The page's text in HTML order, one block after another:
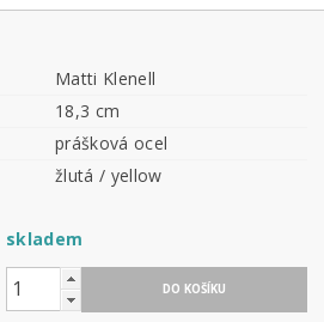
Matti Klenell
18,3 cm
prášková ocel
žlutá / yellow
skladem